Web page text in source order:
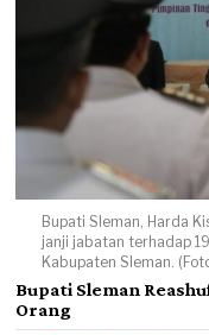
Bupati Sleman, Harda
janji jabatan terhadap
Kabupaten Sleman.
Bupati Sleman
Orang